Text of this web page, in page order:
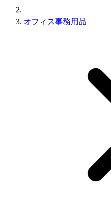
オフィス事務用品